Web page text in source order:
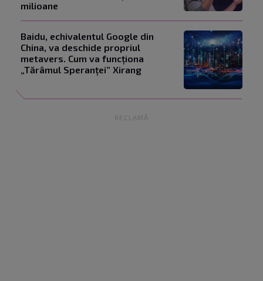
milioane
Baidu, echivalentul Google din
China, va deschide propriul
metavers. Cum va funcționa
„Tărâmul Speranței” Xirang
RECLAMĂ